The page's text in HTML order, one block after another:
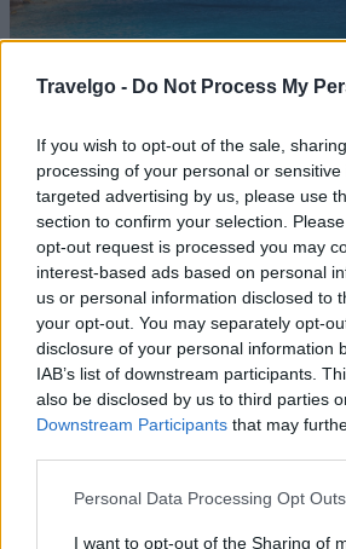
Travelgo - Do Not Process My
If you wish to opt-out of the sale,
processing of your personal or
targeted advertising by us, please use
section to confirm your selection.
opt-out request is processed you may
interest-based ads based on personal
us or personal information disclosed to
your opt-out. You may separately opt-
disclosure of your personal information
IAB’s list of downstream participants.
also be disclosed by us to third parties
Downstream Participants that may
Please note that this website/app uses
not limited to your visit or usage
Personal Data Processing Opt Outs
I want to opt-out of the Sharing of
ΣτηνΙκαρίαένας στους τρεις
του. Αυτό το μικρό νησί του
αποτελεί μία από τους πέντε μόνο
πλάνητη, τις περιοχές όπου οι
περισσότερο από τον μέσο όρο.
πηγές και τις παρθένες παραλίες,
ότι ακόμη και το κόκκινο κρασί του
Λέρος, ένα νησί με